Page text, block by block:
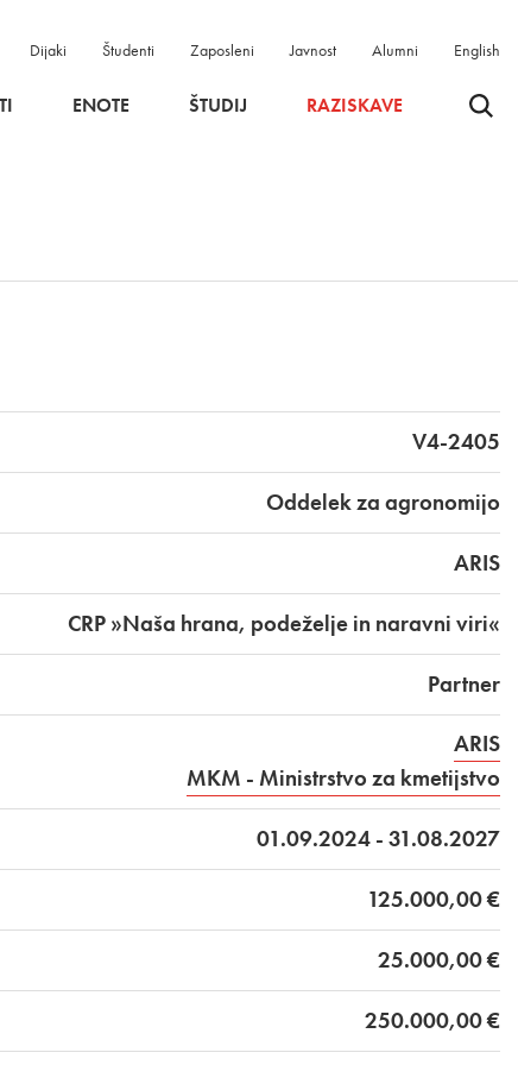
Dijaki Študenti Zaposleni Javnost Alumni English
ENOTE ŠTUDIJ RAZISKAVE Odpri
V4-2405
Oddelek za agronomijo
ARIS
CRP »Naša hrana, podeželje in naravni viri«
Partner
ARIS
MKM - Ministrstvo za kmetijstvo
01.09.2024 - 31.08.2027
125.000,00 €
25.000,00 €
250.000,00 €